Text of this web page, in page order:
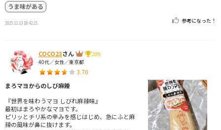
うま味がある
2025.12.13 18:42:21 参考になった！
COCO23さん
209
40代／女性／東京都
3.70
まろマヨからのしび麻辣
『世界を味わうマヨ しびれ麻辣味』
最初はまろやかなマヨです。
ピリッとチリ系の辛みを感じはじめ、急にふと麻
辣の風味が鼻に抜けます。